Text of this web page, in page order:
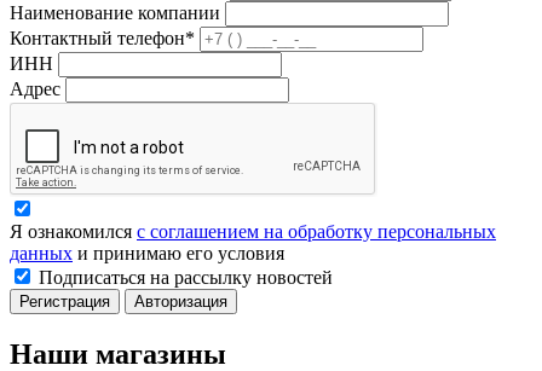
Наименование компании
Контактный телефон*
ИНН
Адрес
Я ознакомился с соглашением на обработку персональных
данных и принимаю его условия
Подписаться на рассылку новостей
Регистрация Авторизация
Наши магазины